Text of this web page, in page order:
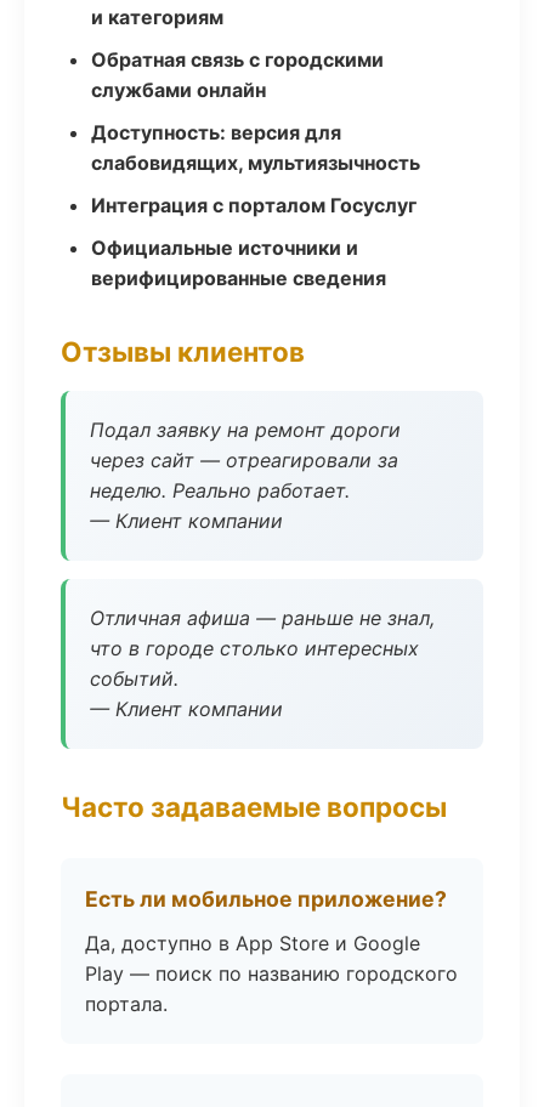
и категориям
Обратная связь с городскими
службами онлайн
Доступность: версия для
слабовидящих, мультиязычность
Интеграция с порталом Госуслуг
Официальные источники и
верифицированные сведения
Отзывы клиентов
Подал заявку на ремонт дороги
через сайт — отреагировали за
неделю. Реально работает.
— Клиент компании
Отличная афиша — раньше не знал,
что в городе столько интересных
событий.
— Клиент компании
Часто задаваемые вопросы
Есть ли мобильное приложение?
Да, доступно в App Store и Google
Play — поиск по названию городского
портала.